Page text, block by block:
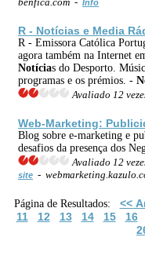
Info
R - Notícias e Media
R - Emissora Católica
agora também na Internet
Notícias do Desporto.
programas e os prémios. -
Avaliado 12
Web-Marketing:
Blog sobre e-marketing e
desafios da presença dos
Avaliado 12
site -
Página de Resultados: <<
11
12 13 14 15 16